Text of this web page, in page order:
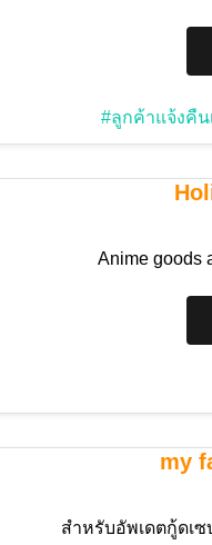
#ลูกค้าแจ้งคืน
Anime goods
my
สำหรับอัพเดตกู้ดเซ